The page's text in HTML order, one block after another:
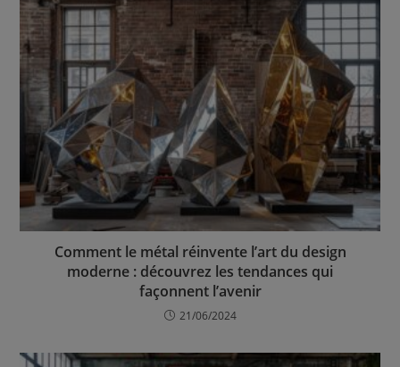
Comment le métal réinvente l’art du design
moderne : découvrez les tendances qui
façonnent l’avenir
21/06/2024